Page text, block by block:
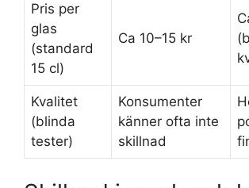
Pris per
glas
(standard
15 cl)
Ca 10–15 kr
Kvalitet
(blinda
tester)
Konsumenter
känner ofta inte
skillnad